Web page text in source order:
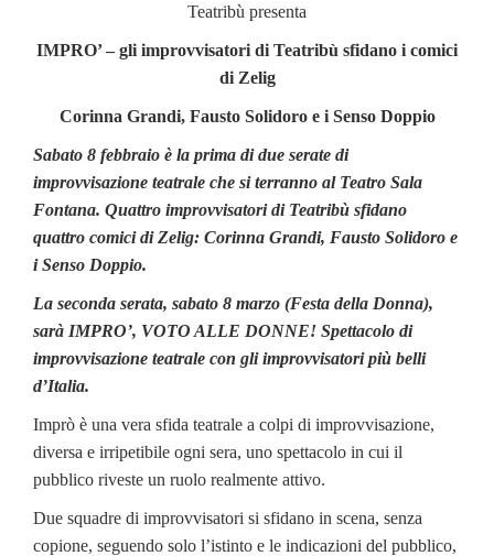
Teatribù presenta
IMPRO’ – gli improvvisatori di Teatribù sfidano i comici
di Zelig
Corinna Grandi, Fausto Solidoro e i Senso Doppio
Sabato 8 febbraio è la prima di due serate di
improvvisazione teatrale che si terranno al Teatro Sala
Fontana. Quattro improvvisatori di Teatribù sfidano
quattro comici di Zelig: Corinna Grandi, Fausto Solidoro e
i Senso Doppio.
La seconda serata, sabato 8 marzo (Festa della Donna),
sarà IMPRO’, VOTO ALLE DONNE! Spettacolo di
improvvisazione teatrale con gli improvvisatori più belli
d’Italia.
Imprò è una vera sfida teatrale a colpi di improvvisazione,
diversa e irripetibile ogni sera, uno spettacolo in cui il
pubblico riveste un ruolo realmente attivo.
Due squadre di improvvisatori si sfidano in scena, senza
copione, seguendo solo l’istinto e le indicazioni del pubblico,